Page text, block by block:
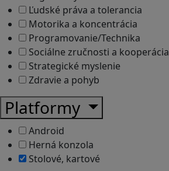
Ľudské práva a tolerancia
Motorika a koncentrácia
Programovanie/Technika
Sociálne zručnosti a kooperácia
Strategické myslenie
Zdravie a pohyb
Platformy
Android
Herná konzola
Stolové, kartové